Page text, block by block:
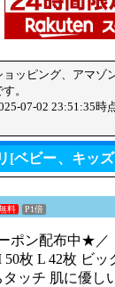
ッピング、アマゾ
。
07-02 23:51:35時
[ベビー、キッ
料 P1倍
ポン配布中★／
枚 L 42枚 ビッ
タッチ 肌に優し